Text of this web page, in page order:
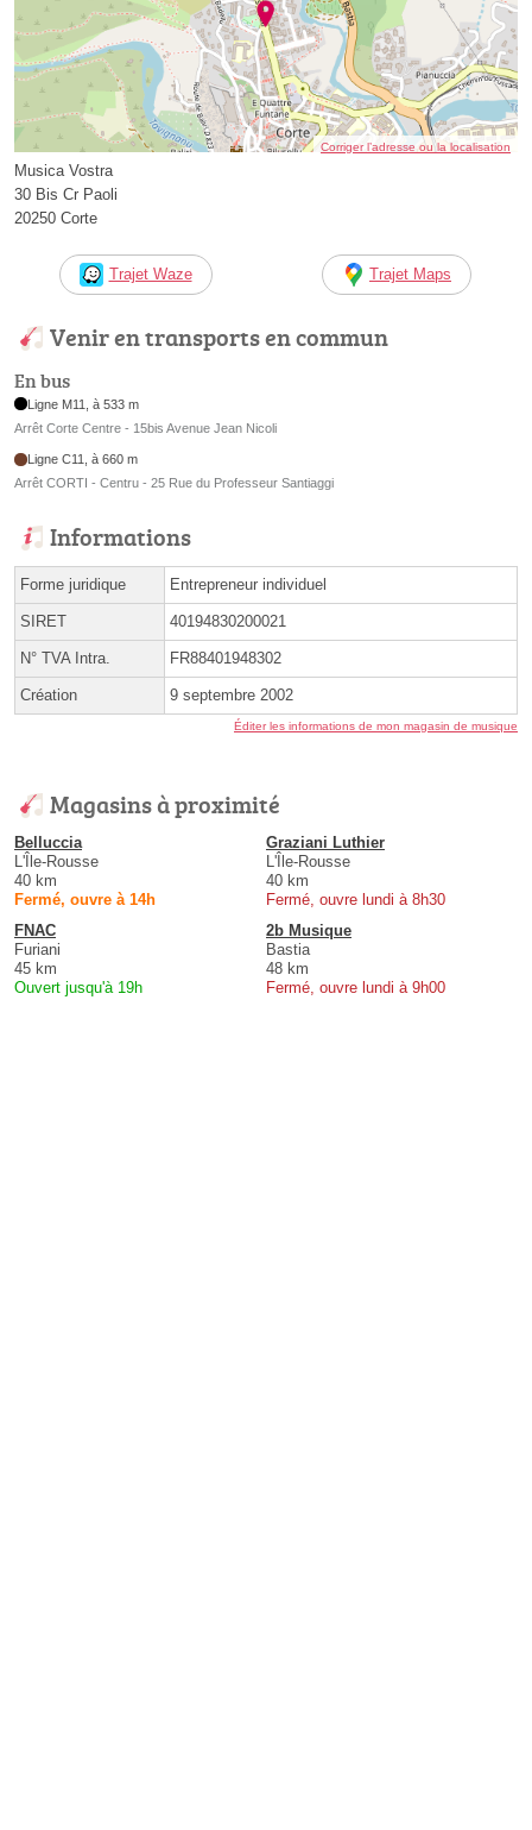
Corriger l’adresse ou la localisation
Musica Vostra
30 Bis Cr Paoli
20250 Corte
Trajet Waze Trajet Maps
Venir en transports en commun
En bus
Ligne M11, à 533 m
Arrêt Corte Centre - 15bis Avenue Jean Nicoli
Ligne C11, à 660 m
Arrêt CORTI - Centru - 25 Rue du Professeur Santiaggi
Informations
Forme juridique Entrepreneur individuel
SIRET 40194830200021
N° TVA Intra. FR88401948302
Création 9 septembre 2002
Éditer les informations de mon magasin de musique
Magasins à proximité
Belluccia
L'Île-Rousse
40 km
Fermé, ouvre à 14h
Graziani Luthier
L'Île-Rousse
40 km
Fermé, ouvre lundi à 8h30
FNAC
Furiani
45 km
Ouvert jusqu'à 19h
2b Musique
Bastia
48 km
Fermé, ouvre lundi à 9h00